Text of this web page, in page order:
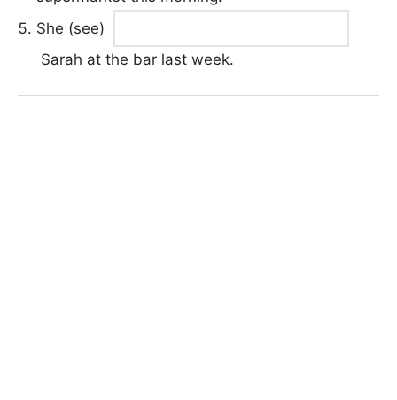
She (see)
Sarah at the bar last week.